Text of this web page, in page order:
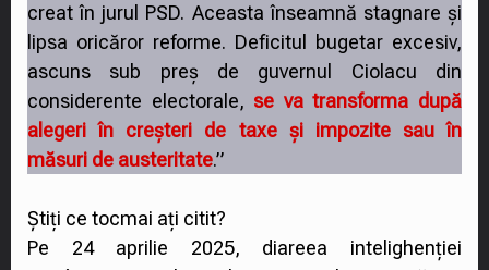
creat în jurul PSD. Aceasta înseamnă stagnare și
lipsa oricăror reforme. Deficitul bugetar excesiv,
ascuns sub preș de guvernul Ciolacu din
considerente electorale, se va transforma după
alegeri în creșteri de taxe și impozite sau în
măsuri de austeritate.”
Știți ce tocmai ați citit?
Pe 24 aprilie 2025, diareea intelighenției